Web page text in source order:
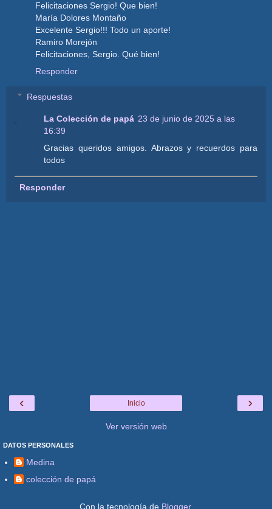
Felicitaciones Sergio! Que bien!
María Dolores Montaño
Excelente Sergio!!! Todo un aporte!
Ramiro Morejón
Felicitaciones, Sergio. Qué bien!
Responder
Respuestas
La Colección de papá 23 de junio de 2025 a las
16:39
Gracias queridos amigos. Abrazos y recuerdos para
todos
Responder
‹ ›
Inicio
Ver versión web
DATOS PERSONALES
Medina
colección de papá
Con la tecnología de Blogger.